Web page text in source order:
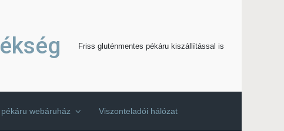
Friss gluténmentes pékáru kiszállítással is
webáruház Viszonteladói hálózat